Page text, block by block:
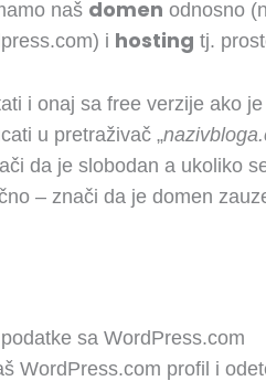
naš domen odnosno
i hosting tj.
i onaj sa free verzije ako je
u pretraživač „
da je slobodan a ukoliko
– znači da je domen
sa WordPress.com
WordPress.com profil i